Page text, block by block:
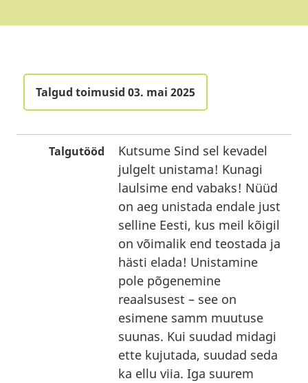
Talgud toimusid 03. mai 2025
Talgutööd
Kutsume Sind sel kevadel
julgelt unistama! Kunagi
laulsime end vabaks! Nüüd
on aeg unistada endale just
selline Eesti, kus meil kõigil
on võimalik end teostada ja
hästi elada! Unistamine
pole põgenemine
reaalsusest – see on
esimene samm muutuse
suunas. Kui suudad midagi
ette kujutada, suudad seda
ka ellu viia. Iga suurem